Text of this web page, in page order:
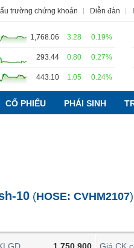
trường chứng khoán Diễn đàn
1,768.06 3.28 0.19%
293.44 0.80 0.27%
443.10 1.05 0.24%
CỔ PHIẾU PHÁI SINH
10 (HOSE: CVHM2107)
đạo Tin tức Báo cáo